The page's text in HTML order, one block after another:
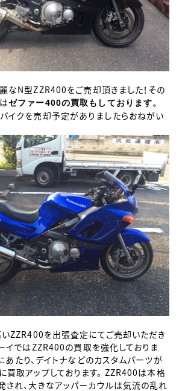
なN型ZZR400をご売却頂きました！その
ゼファー400の買取もしております。
イクを売却予定がありましたらおねがい
ZZR400を出張査定にてご売却いただき
イではZZR400の買取を強化しておりま
あたり、デイトナなどのカスタムパーツが
買取アップしております。 ZZR400は本格
され、大きなアッパーカウルは気流の乱れ